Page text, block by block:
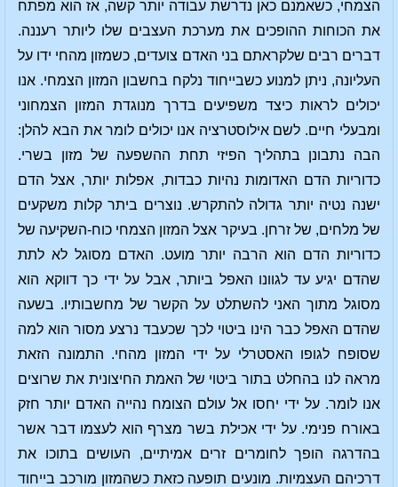
הצמחי, כשאמנם כאן נדרשת עבודה יותר קשה, אז הוא מפתח
את הכוחות ההופכים את מערכת העצבים שלו ליותר רעננה.
דברים רבים שלקראתם בני האדם צועדים, כשמזון מהחי ידו על
העליונה, ניתן למנוע כשבייחוד נלקח בחשבון המזון הצמחי. אנו
יכולים לראות כיצד משפיעים בדרך מנוגדת המזון הצמחוני
ומבעלי חיים. לשם אילוסטרציה אנו יכולים לומר את הבא להלן:
הבה נתבונן בתהליך הפיזי תחת ההשפעה של מזון בשרי.
כדוריות הדם האדומות נהיות כבדות, אפלות יותר, אצל הדם
ישנה נטיה יותר גדולה להתקרש. נוצרים ביתר קלות משקעים
של מלחים, של זרחן. בעיקר אצל המזון הצמחי כוח-השקיעה של
כדוריות הדם הוא הרבה יותר מועט. האדם מסוגל לא לתת
שהדם יגיע עד לגוונו האפל ביותר, אבל על ידי כך דווקא הוא
מסוגל מתוך האני להשתלט על הקשר של מחשבותיו. בשעה
שהדם האפל כבר הינו ביטוי לכך שכעבד נרצע מסור הוא למה
שסופח לגופו האסטרלי על ידי המזון מהחי. התמונה הזאת
מראה לנו בהחלט בתור ביטוי של האמת החיצונית את שרוצים
אנו לומר. על ידי יחסו אל עולם הצומח נהייה האדם יותר חזק
באורח פנימי. על ידי אכילת בשר מצרף הוא לעצמו דבר אשר
בהדרגה הופך לחומרים זרים אמיתיים, העושים בתוכו את
דרכיהם העצמיות. מונעים תופעה כזאת כשהמזון מורכב בייחוד